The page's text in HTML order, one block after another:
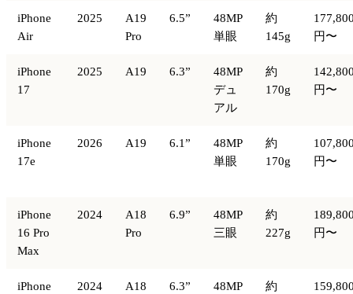
iPhone
Air
2025
A19
Pro
6.5”
48MP
単眼
約
145g
円〜
iPhone
17
2025 A19 6.3”
48MP
デュ
アル
約
170g
円〜
iPhone
17e
2026 A19 6.1”
48MP
単眼
約
170g
円〜
iPhone
16 Pro
Max
2024
A18
Pro
6.9”
48MP
三眼
約
227g
円〜
iPhone
2024
A18
6.3”
48MP
約